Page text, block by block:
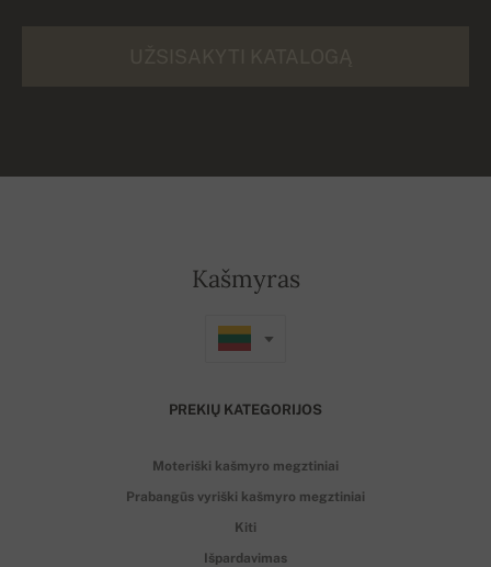
Kašmyras
PREKIŲ KATEGORIJOS
Moteriški kašmyro megztiniai
Prabangūs vyriški kašmyro megztiniai
Kiti
Išpardavimas